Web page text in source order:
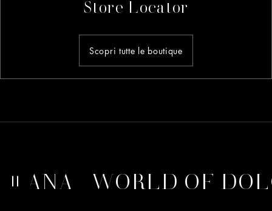
Store Locator
Scopri tutte le boutique
WORLD OF